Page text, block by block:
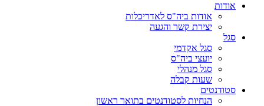
אודות
אודות ביה"ס לאדריכלות
יצירת קשר והגעה
סגל
סגל אקדמי
יועצי ביה"ס
סגל מנהלי
שעות קבלה
סטודנטים
הנחיות לסטודנטים בתואר ראשון